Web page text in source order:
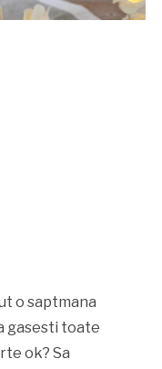
o saptmana
gasesti toate
ok? Sa